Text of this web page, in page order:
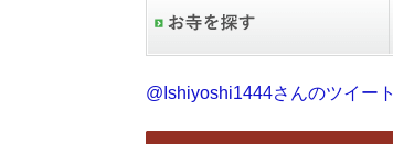
@Ishiyoshi1444さんのツイート